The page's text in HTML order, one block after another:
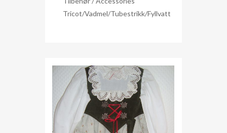
Tricot/Vadmel/Tubestrikk/Fyllvatt